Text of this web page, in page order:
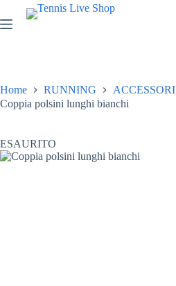
al
contenuto
Home RUNNING
ACCESSORI
Coppia polsini lunghi bianchi
ESAURITO